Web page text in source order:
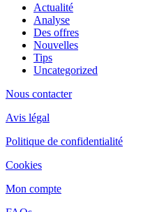
Actualité
Analyse
Des offres
Nouvelles
Tips
Uncategorized
Nous contacter
Avis légal
Politique de confidentialité
Cookies
Mon compte